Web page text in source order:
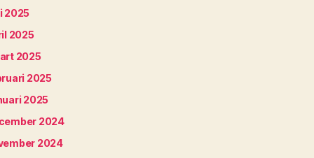
2025
2025
2025
2025
2025
2024
2024